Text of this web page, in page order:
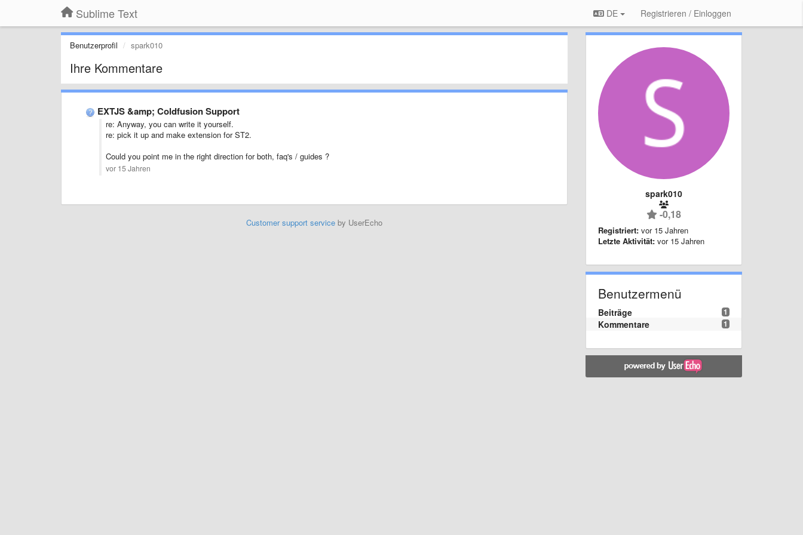
Sublime Text DE Registrieren / Einloggen
Benutzerprofil spark010
Ihre Kommentare
EXTJS &amp; Coldfusion Support
re: Anyway, you can write it yourself.
re: pick it up and make extension for ST2.
Could you point me in the right direction for both, faq's / guides ?
vor 15 Jahren
Customer support serviceby UserEcho
spark010
-0,18
Registriert: vor 15 Jahren
Letzte Aktivität: vor 15 Jahren
Benutzermenü
1
Beiträge
1
Kommentare